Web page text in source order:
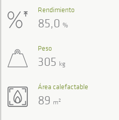
Rendimiento
85,0 %
Área calefactable
89 m2
Peso
305 kg